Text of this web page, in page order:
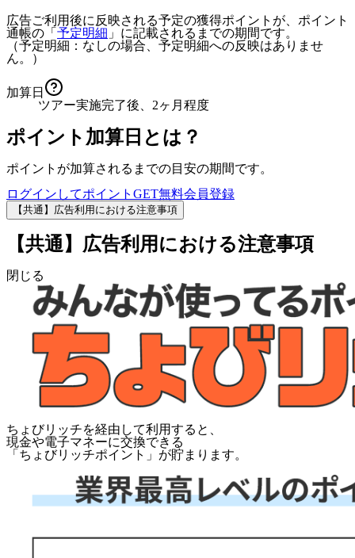
広告ご利用後に反映される予定の獲得ポイントが、ポイント
通帳の「 予定明細 」に記載されるまでの期間です。
（予定明細：なしの場合、予定明細への反映はありませ
ん。）
加算日
ツアー実施完了後、2ヶ月程度
ポイント加算日とは？
ポイントが加算されるまでの目安の期間です。
ログインしてポイントGET無料会員登録
【共通】広告利用における注意事項
【共通】広告利用における注意事項
閉じる
ちょびリッチを経由して利用すると、
現金や電子マネーに交換できる
「 ちょびリッチポイント 」が貯まります。